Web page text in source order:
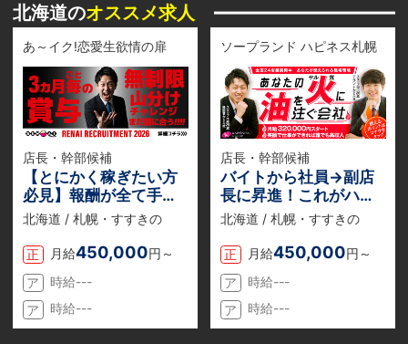
北海道のオススメ求人
あ～イク!恋愛生欲情の扉
店長・幹部候補
【とにかく稼ぎたい方
必見】報酬が全て手取
りでもらえる『業務委
託』のお仕事説明会を
随時開催中！
北海道 / 札幌・すすきの
正 月給450,000円～
ア
時給---
ア
時給---
ソープランド ハピネス札幌
店長・幹部候補
バイトから社員→副店
長に昇進！これがハピ
ネスの【当たり前】収
入だけじゃない。長く
働ける環境がある。
北海道 / 札幌・すすきの
正 月給450,000円～
ア
時給---
ア
時給---